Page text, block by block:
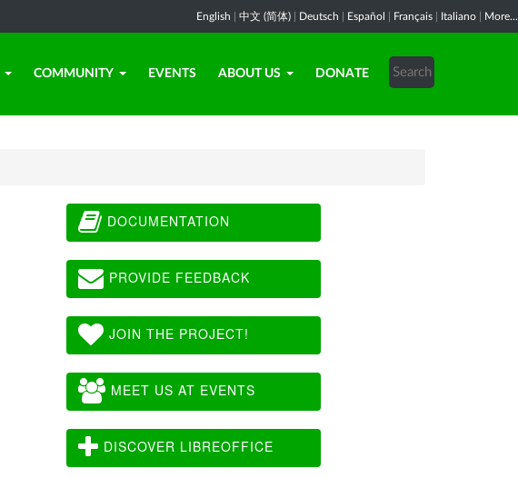
English 中文 (简体) Deutsch Español Français Italiano More...
COMMUNITY EVENTS ABOUT US DONATE
DOCUMENTATION
PROVIDE FEEDBACK
JOIN THE PROJECT!
MEET US AT EVENTS
DISCOVER LIBREOFFICE